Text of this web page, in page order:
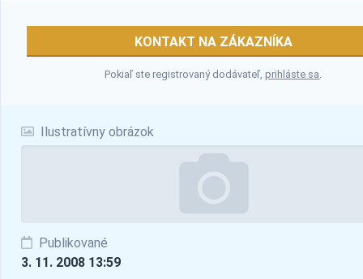
Ilustratívny obrázok
Publikované
3. 11. 2008 13:59
KONTAKT NA ZÁKAZNÍKA
Pokiaľ ste registrovaný dodávateľ,prihláste sa.